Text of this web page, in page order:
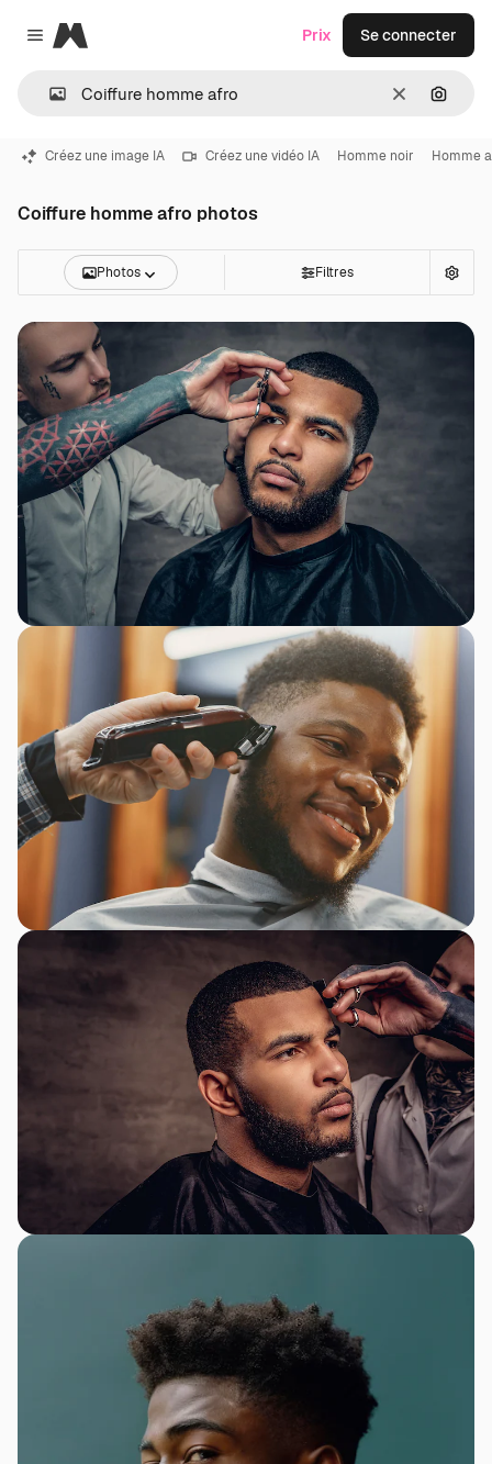
Close menu
Magnific
Effacer
Prix Se connecter
Créez une image IA Créez une vidéo IA Homme noir Homme
Coiffure homme afro photos
Photos Filtres